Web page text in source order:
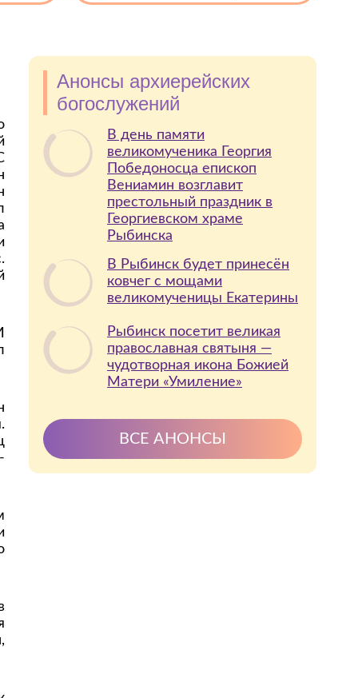
Анонсы архиерейских
богослужений
В день памяти
великомученика Георгия
Победоносца епископ
Вениамин возглавит
престольный праздник в
Георгиевском храме
Рыбинска
В Рыбинск будет принесён
ковчег с мощами
великомученицы Екатерины
Рыбинск посетит великая
православная святыня —
чудотворная икона Божией
Матери «Умиление»
ВСЕ АНОНСЫ